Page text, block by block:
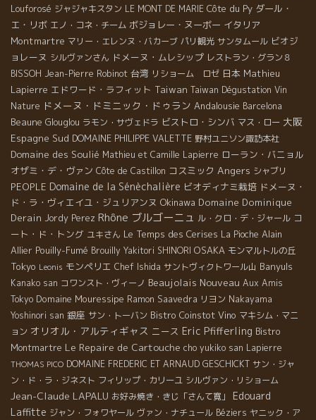
Louforosé ジャジャキスタン LE MONT DE MARIE Côte du Py ダール・
エ・リボ エノ・コネ・チーム ボジョレー・ヌーボー イタリア
Montmartre マリー・エレンヌ・バカーブ パリ観光 サンタムール ビオジ
ョレーヌ シルヴァンさん ドメーヌ・ムレシップ レストラン・グラン８
BISSOH Jean-Pierre Robinot 台湾 リショーム ロゼ 日本 Mathieu
Lapierre エドワード・ラフィット Taiwan Taiwan Dégustation Vin
Nature ドメーヌ・ドミニック・ドゥラン Andalousie Barcelona
Beaune Glouglou ラモン・サヴェドラ ビストロ・シンバ マス・ロー 大阪
Espagne Sud DOMAINE PHILIPPE VALETTE 野村ユニソン諏訪本社
Domaine des Soulié Mathieu et Camille Lapierre ローラン・バニョル
オザミ・デ・ヴァン Côte de Castillon コスミック Angers シャブリ
PEOPLE Domaine de la Sénèchalière ビオディナミ栽培 ドメーヌ・
ド・ラ・ヴィエイユ・ジュリアンヌ Okinawa Domaine Dominique
Derain Jordy Perez Rhône ブルゴーニュ ル・クロ・デ・ジャール コ
ート・ド・トング ユキさん Le Temps des Cerises La Pioche Alain
Allier Pouilly-Fumé Brouilly Yakitori SHINORI OSAKA モンマルトルの丘
Tokyo Leonis モンペリエ Chef Ishida サントヴィクトワール山 Banyuls
Kanako san コワンスト・ヴィーノ Beaujolais Nouveau Aux Amis
Tokyo Domaine Mouressipe Ramon Saavedra リヨン Nakayama
Yoshinori san 銀座 サン・トーバン Bistro Coinstot Vino マキシム・マニ
ョン オリオル・アルティギャス ニース Eric Pfifferling Bistro
Montmartre Le Repaire de Cartouche cho yukiko san Lapierre
THOMAS PICO DOMAINE FREDERIC ET ARNAUD GESCHICKT サン・ジャ
ン・ド・ラ・ジネスト フィリップ・カリーユ シルヴァン・リショーム
Jean-Claude LAPALU お好み焼き・きじ「さんて寛」
Edouard
Laffitte ジャン・フォワヤール ヴァン・ナチュール Béziers ヤニック・ア